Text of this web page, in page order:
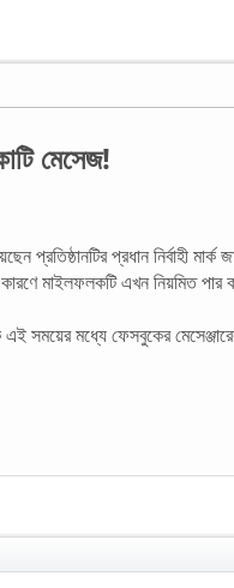
মেসেজ!
প্রধান নির্বাহী মার্ক
মাইলফলকটি এখন নিয়মিত পার
সময়ের মধ্যে ফেসবুকের